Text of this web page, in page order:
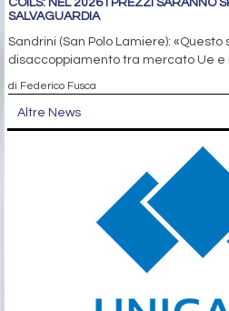
SALVAGUARDIA
Sandrini (San Polo Lamiere): «Questo
disaccoppiamento tra mercato Ue e
di Federico Fusca
Altre News